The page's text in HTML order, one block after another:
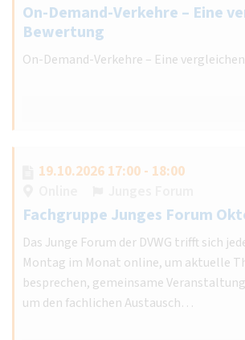
On-Demand-Verkehre – Eine
Bewertung
On-Demand-Verkehre – Eine
19.10.2026 17:00 - 18:00
Fachgruppe Junges Forum
Das Junge Forum der DVWG trifft sich
Montag im Monat online, um aktuelle
besprechen, gemeinsame
um den fachlichen Austausch…